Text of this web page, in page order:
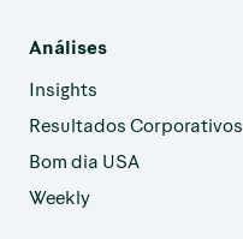
Análises
Insights
Resultados Corporativos
Bom dia USA
Weekly